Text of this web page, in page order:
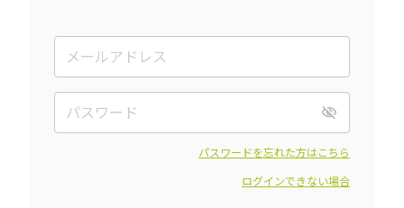
パスワードを忘れた方はこちら
ログインできない場合